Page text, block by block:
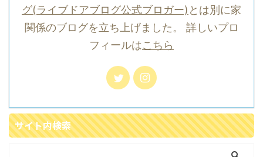
グ(ライブドアブログ公式ブロガー) とは別に家
関係のブログを立ち上げました。 詳しいプロ
フィールはこちら
サイト内検索